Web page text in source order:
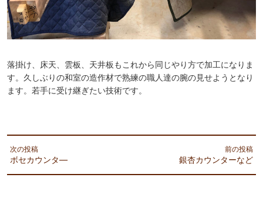
落掛け、床天、雲板、天井板もこれから同じやり方で加工になりま
す。久しぶりの和室の造作材で熟練の職人達の腕の見せようとなり
ます。若手に受け継ぎたい技術です。
前の投稿
銀杏カウンターなど
次の投稿
ボセカウンタ―